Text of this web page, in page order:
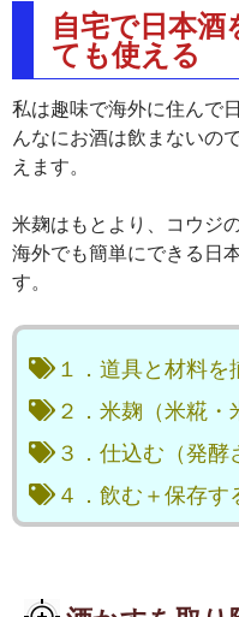
自宅で日本酒
ても使える
私は趣味で海外に住んで
んなにお酒は飲まないの
えます。
米麹はもとより、コウジ
海外でも簡単にできる日
す。
１．道具と材料を
２．米麹（米糀
３．仕込む（発酵
４．飲む＋保存す